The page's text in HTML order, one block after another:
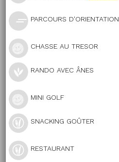
PARCOURS D'ORIENTATION
CHASSE AU TRESOR
RANDO AVEC ÂNES
MINI GOLF
SNACKING GOÛTER
RESTAURANT